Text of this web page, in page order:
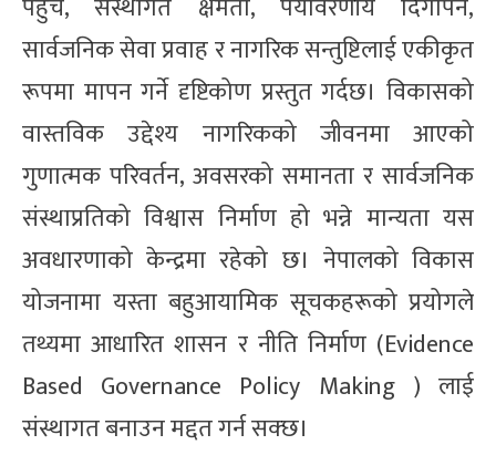
सार्वजनिक सेवा प्रवाह र नागरिक सन्तुष्टिलाई एकीकृत
रूपमा मापन गर्ने दृष्टिकोण प्रस्तुत गर्दछ। विकासको
वास्तविक उद्देश्य नागरिकको जीवनमा आएको
गुणात्मक परिवर्तन, अवसरको समानता र सार्वजनिक
संस्थाप्रतिको विश्वास निर्माण हो भन्ने मान्यता यस
अवधारणाको केन्द्रमा रहेको छ। नेपालको विकास
योजनामा यस्ता बहुआयामिक सूचकहरूको प्रयोगले
तथ्यमा आधारित शासन र नीति निर्माण (Evidence
Based Governance Policy Making ) लाई
संस्थागत बनाउन मद्दत गर्न सक्छ।